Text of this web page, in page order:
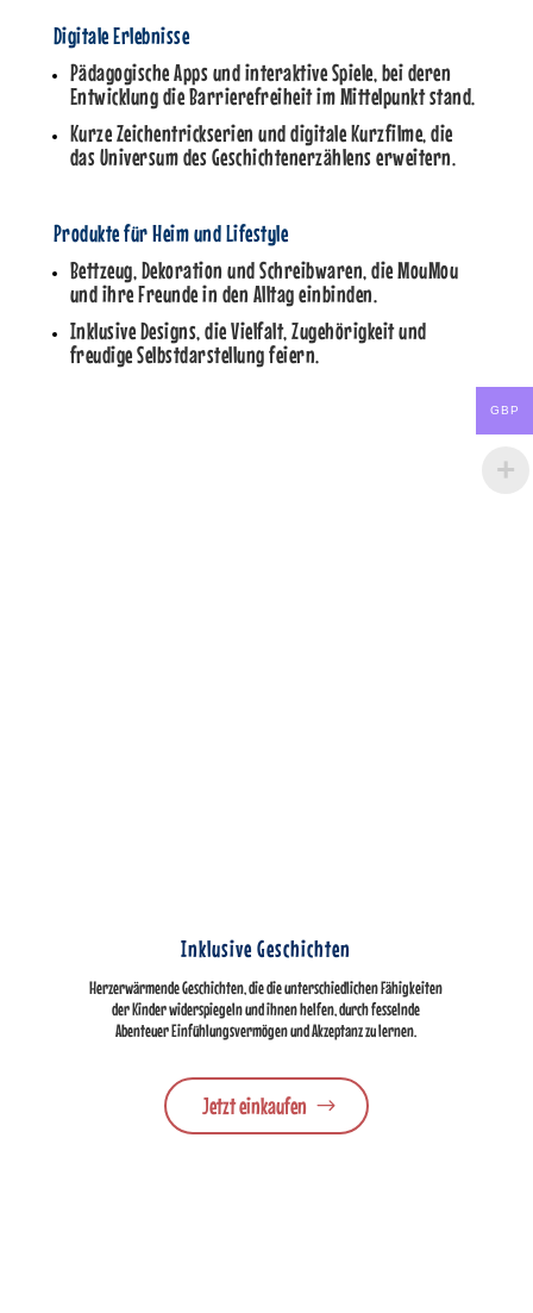
Digitale Erlebnisse
Pädagogische Apps und interaktive Spiele, bei deren
Entwicklung die Barrierefreiheit im Mittelpunkt stand.
Kurze Zeichentrickserien und digitale Kurzfilme, die
das Universum des Geschichtenerzählens erweitern.
Produkte für Heim und Lifestyle
Bettzeug, Dekoration und Schreibwaren, die MouMou
und ihre Freunde in den Alltag einbinden.
Inklusive Designs, die Vielfalt, Zugehörigkeit und
freudige Selbstdarstellung feiern.
Inklusive Geschichten
Herzerwärmende Geschichten, die die unterschiedlichen Fähigkeiten
der Kinder widerspiegeln und ihnen helfen, durch fesselnde
Abenteuer Einfühlungsvermögen und Akzeptanz zu lernen.
Jetzt einkaufen
GBP